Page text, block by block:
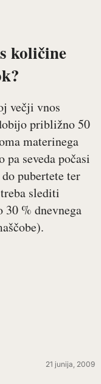
količine
?
večji vnos
približno 50
materinega
seveda počasi
pubertete ter
slediti
% dnevnega
21 junija, 2009